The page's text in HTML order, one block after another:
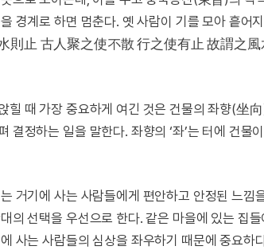
경계로 하면 멈춘다. 옛 사람이 기를 모아 흩어
則止 古人聚之使不散 行之使有止 故謂之風
힐 때 가장 중요하게 여긴 것은 건물의 좌향(坐
결정하는 일을 말한다. 좌향의 ‘좌’는 터에 건물
거기에 사는 사람들에게 편안하고 안정된 느
의 선택을 우선으로 한다. 같은 마을에 있는 집
사는 사람들의 심상을 좌우하기 때문에 중요하